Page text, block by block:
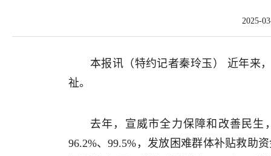
2025-
本报讯（特约记者秦玲玉） 近年来
祉。
去年，宣威市全力保障和改善民生
96.2%、99.5%，发放困难群体补贴救助